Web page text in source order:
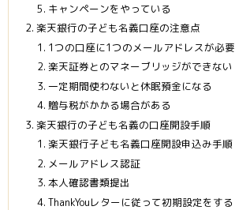
キャンペーンをやっている
楽天銀行の子ども名義口座の注意点
1つの口座に1つのメールアドレスが必要
楽天証券とのマネーブリッジができない
一定期間使わないと休眠預金になる
贈与税がかかる場合がある
楽天銀行の子ども名義の口座開設手順
楽天銀行子ども名義口座開設申込み手順
メールアドレス認証
本人確認書類提出
ThankYouレターに従って初期設定をする